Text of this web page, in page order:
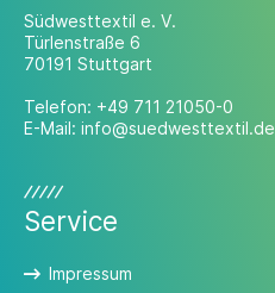
Südwesttextil e. V.
Türlenstraße 6
70191 Stuttgart
Telefon: +49 711 21050-0
E-Mail: info@suedwesttextil.de
Service
Impressum